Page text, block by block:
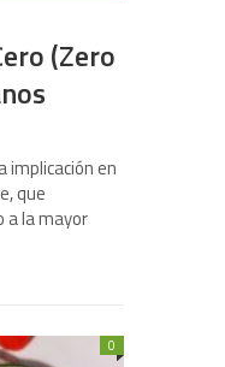
(Zero
en
que
la mayor
0